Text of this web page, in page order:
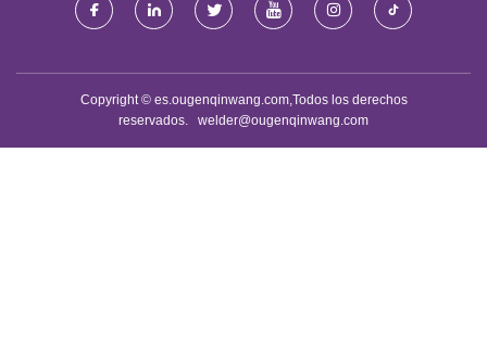
Copyright © es.ougenqinwang.com,Todos los derechos
reservados. welder@ougenqinwang.com